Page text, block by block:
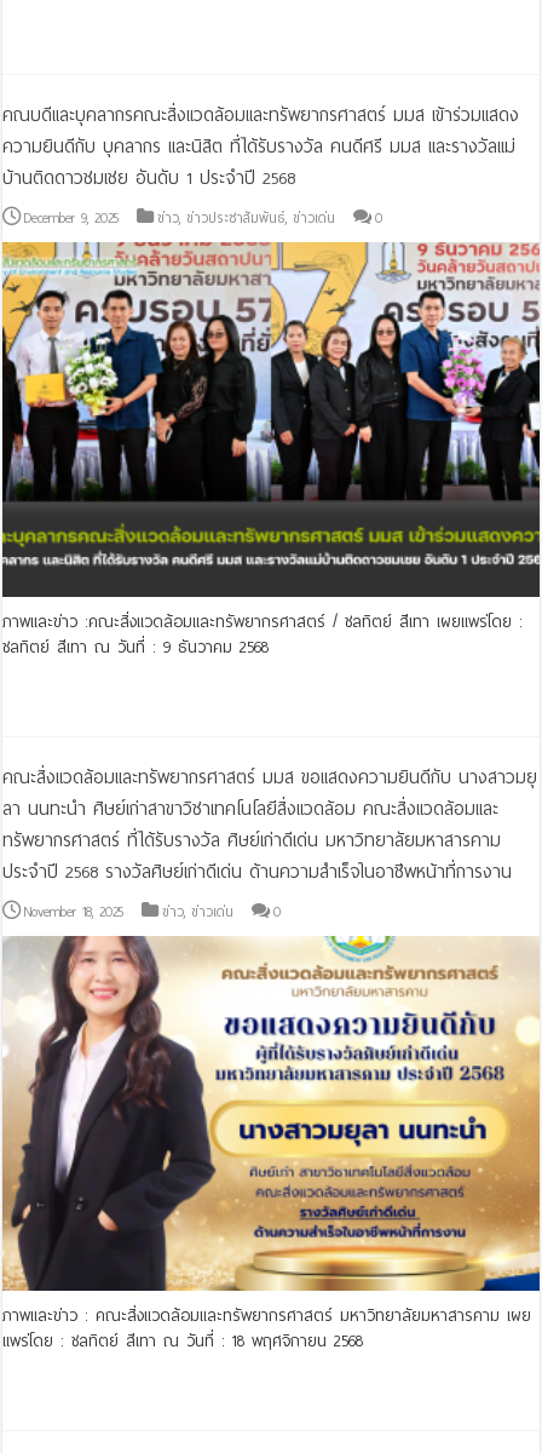
คณบดีและบุคลากรคณะสิ่งแวดล้อมและทรัพยากรศาสตร์ มมส เข้าร่วมแสดง
ความยินดีกับ บุคลากร และนิสิต ที่ได้รับรางวัล คนดีศรี มมส และรางวัลแม่
บ้านติดดาวชมเชย อันดับ 1 ประจำปี 2568
December 9, 2025 ข่าว,ข่าวประชาสัมพันธ์,ข่าวเด่น 0
ภาพและข่าว :คณะสิ่งแวดล้อมและทรัพยากรศาสตร์ / ชลทิตย์ สีิเทา เผยแพร่โดย :
ชลทิตย์ สีเทา ณ วันที่ : 9 ธันวาคม 2568
คณะสิ่งแวดล้อมและทรัพยากรศาสตร์ มมส ขอแสดงความยินดีกับ นางสาวมยุ
ลา นนทะนำ ศิษย์เก่าสาขาวิชาเทคโนโลยีสิ่งแวดล้อม คณะสิ่งแวดล้อมและ
ทรัพยากรศาสตร์ ที่ได้รับรางวัล ศิษย์เก่าดีเด่น มหาวิทยาลัยมหาสารคาม
ประจำปี 2568 รางวัลศิษย์เก่าดีเด่น ด้านความสำเร็จในอาชีพหน้าที่การงาน
November 18, 2025 ข่าว,ข่าวเด่น 0
ภาพและข่าว : คณะสิ่งแวดล้อมและทรัพยากรศาสตร์ มหาวิทยาลัยมหาสารคาม เผย
แพร่โดย : ชลทิตย์ สีเทา ณ วันที่ : 18 พฤศจิกายน 2568